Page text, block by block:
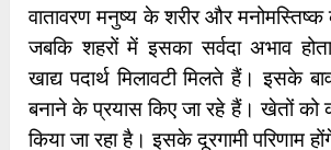
वातावरण मनुष्य के शरीर और मनोमस्तिष्क
जबकि शहरों में इसका सर्वदा अभाव
खाद्य पदार्थ मिलावटी मिलते हैं। इसके
बनाने के प्रयास किए जा रहे हैं। खेतों को
किया जा रहा है। इसके दूरगामी परिणाम